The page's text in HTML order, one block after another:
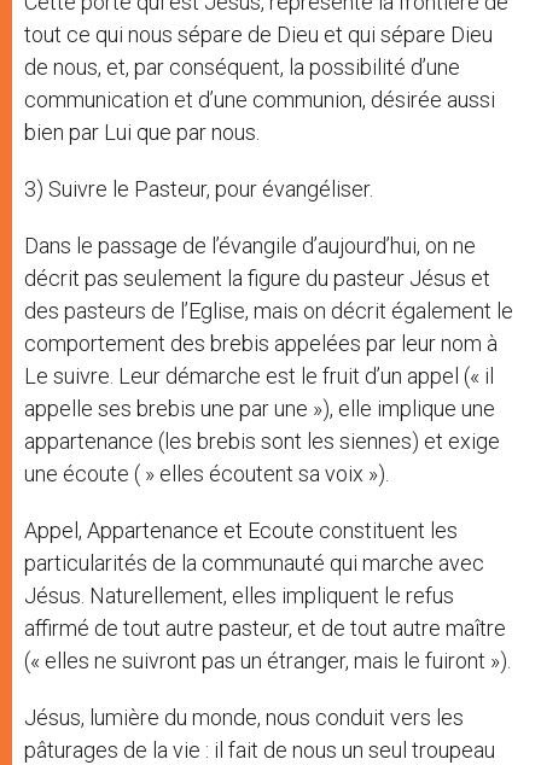
tout ce qui nous sépare de Dieu et qui sépare Dieu
de nous, et, par conséquent, la possibilité d’une
communication et d’une communion, désirée aussi
bien par Lui que par nous.
3) Suivre le Pasteur, pour évangéliser.
Dans le passage de l’évangile d’aujourd’hui, on ne
décrit pas seulement la figure du pasteur Jésus et
des pasteurs de l’Eglise, mais on décrit également le
comportement des brebis appelées par leur nom à
Le suivre. Leur démarche est le fruit d’un appel (« il
appelle ses brebis une par une »), elle implique une
appartenance (les brebis sont les siennes) et exige
une écoute ( » elles écoutent sa voix »).
Appel, Appartenance et Ecoute constituent les
particularités de la communauté qui marche avec
Jésus. Naturellement, elles impliquent le refus
affirmé de tout autre pasteur, et de tout autre maître
(« elles ne suivront pas un étranger, mais le fuiront »).
Jésus, lumière du monde, nous conduit vers les
pâturages de la vie : il fait de nous un seul troupeau